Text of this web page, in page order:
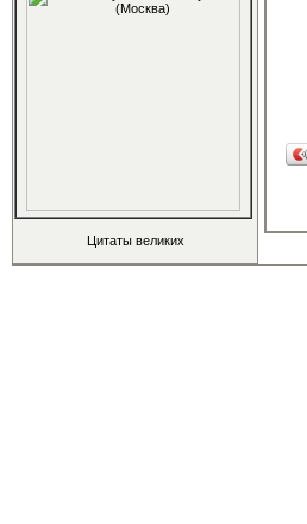
Цитаты великих